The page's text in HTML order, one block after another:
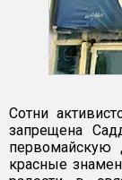
Сотни
запрещена
первомайскую
красные